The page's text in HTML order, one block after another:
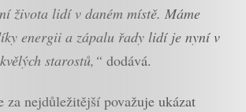
života lidí v daném místě. Máme
energii a zápalu řady lidí je nyní v
starostů,“ dodává.
za nejdůležitější považuje ukázat